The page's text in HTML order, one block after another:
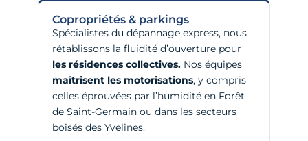
Copropriétés & parkings
Spécialistes du dépannage express, nous
rétablissons la fluidité d’ouverture pour
les résidences collectives. Nos équipes
maîtrisent les motorisations, y compris
celles éprouvées par l’humidité en Forêt
de Saint-Germain ou dans les secteurs
boisés des Yvelines.